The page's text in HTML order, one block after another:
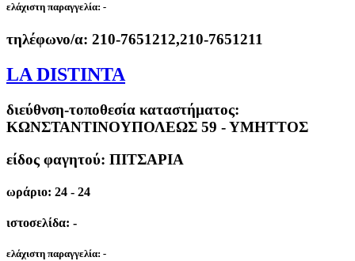
ελάχιστη παραγγελία: -
τηλέφωνο/α: 210-7651212,210-7651211
LA DISTINTA
διεύθνση-τοποθεσία καταστήματος:
ΚΩΝΣΤΑΝΤΙΝΟΥΠΟΛΕΩΣ 59 - ΥΜΗΤΤΟΣ
είδος φαγητού: ΠΙΤΣΑΡΙΑ
ωράριο: 24 - 24
ιστοσελίδα: -
ελάχιστη παραγγελία: -